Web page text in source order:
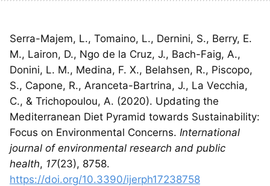
Serra-Majem, L., Tomaino, L., Dernini, S., Berry, E.
M., Lairon, D., Ngo de la Cruz, J., Bach-Faig, A.,
Donini, L. M., Medina, F. X., Belahsen, R., Piscopo,
S., Capone, R., Aranceta-Bartrina, J., La Vecchia,
C., & Trichopoulou, A. (2020). Updating the
Mediterranean Diet Pyramid towards Sustainability:
Focus on Environmental Concerns. International
journal of environmental research and public
health, 17(23), 8758.
https://doi.org/10.3390/ijerph17238758